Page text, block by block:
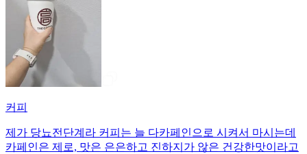
커피
제가 당뇨전단계라 커피는 늘 다카페인으로 시켜서 마시는데
카페인은 제로, 맛은 은은하고 진하지가 않은 건강한맛이라고